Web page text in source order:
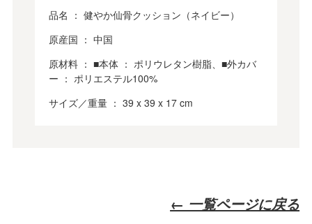
品名 ： 健やか仙骨クッション（ネイビー）
原産国 ： 中国
原材料 ： ■本体 ： ポリウレタン樹脂、■外カバ
ー ： ポリエステル100%
サイズ／重量 ： 39 x 39 x 17 cm
← 一覧ページに戻る